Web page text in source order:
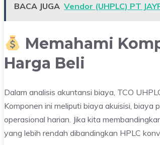
BACA JUGA Vendor (UHPLC) PT
Memahami
Harga Beli
Dalam analisis akuntansi biaya, TCO
Komponen ini meliputi biaya akuisisi, biaya
operasional harian. Jika kita
yang lebih rendah dibandingkan HPLC